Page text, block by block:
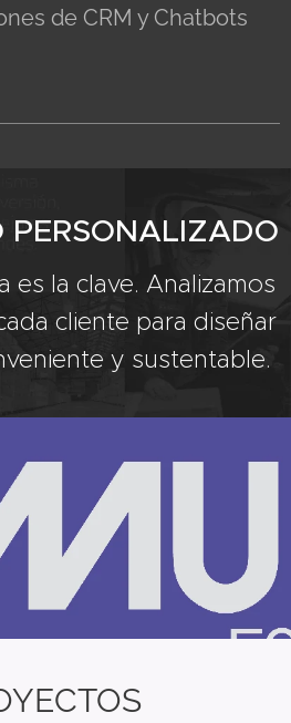
de CRM y Chatbots
PERSONALIZADO
es la clave. Analizamos
cliente para diseñar
y sustentable.